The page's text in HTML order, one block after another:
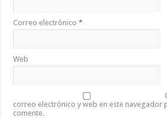
Correo electrónico*
Web
correo electrónico y web en este navegador
comente.